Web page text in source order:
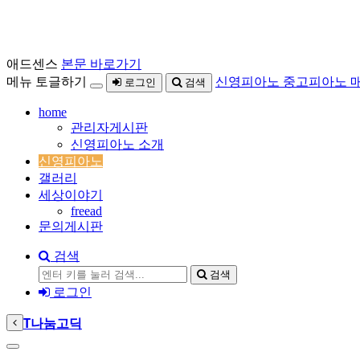
애드센스 본문 바로가기
메뉴 토글하기
로그인 검색 신영피아노 중고피아노
home
관리자게시판
신영피아노 소개
신영피아노
갤러리
세상이야기
freead
문의게시판
검색
검색
로그인
T나눔고딕